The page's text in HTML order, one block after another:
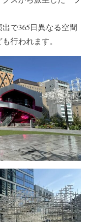
で365日異なる空間
行われます。